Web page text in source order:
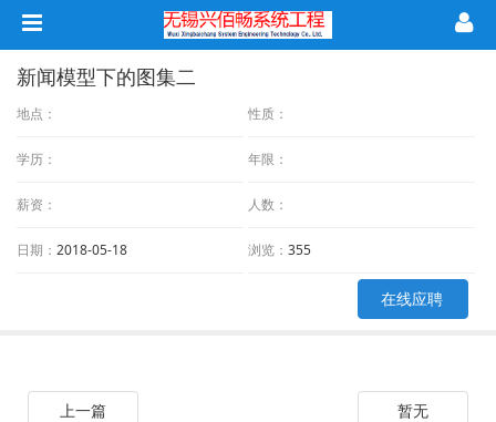
新闻模型下的图集二
地点： 性质：
学历： 年限：
薪资： 人数：
日期： 2018-05-18 浏览： 355
在线应聘
上一篇 暂无